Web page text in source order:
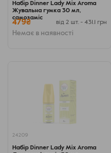
Набір Dinner Lady Mix Aroma
Жувальна гумка 30 мл,
самозаміс
479₴ від 2 шт. - 431.1 грн
Немає в наявності
24209
Набір Dinner Lady Mix Aroma